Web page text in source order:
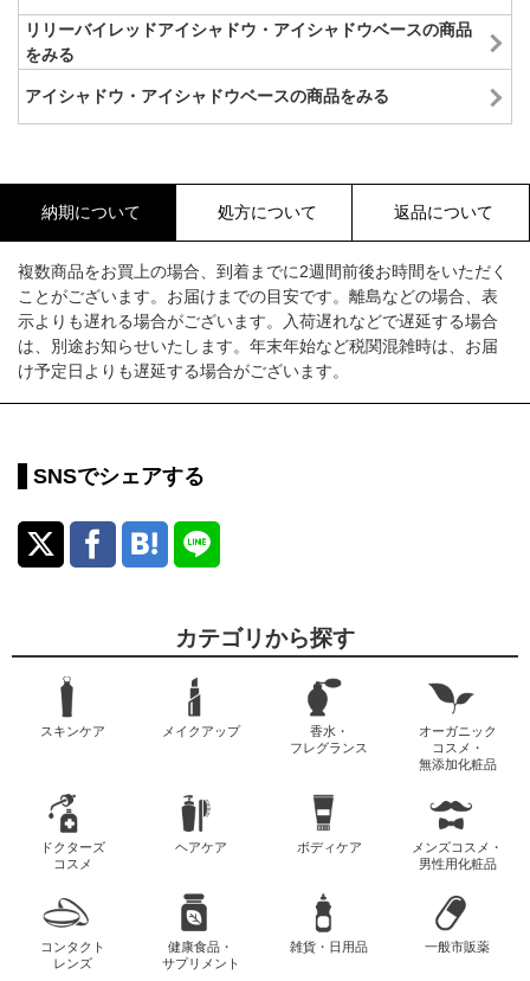
リリーバイレッドアイシャドウ・アイシャドウベースの商品
をみる
アイシャドウ・アイシャドウベースの商品をみる
納期について 処方について 返品について
複数商品をお買上の場合、到着までに2週間前後お時間をいただく
ことがございます。お届けまでの目安です。離島などの場合、表
示よりも遅れる場合がございます。入荷遅れなどで遅延する場合
は、別途お知らせいたします。年末年始など税関混雑時は、お届
け予定日よりも遅延する場合がございます。
SNSでシェアする
カテゴリから探す
スキンケア メイクアップ
香水・
フレグランス
オーガニック
コスメ・
無添加化粧品
ドクターズ
コスメ
ヘアケア ボディケア
メンズコスメ・
男性用化粧品
コンタクト
レンズ
健康食品・
サプリメント
雑貨・日用品 一般市販薬